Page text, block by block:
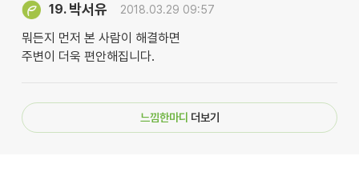
19. 박서유 2018.03.29 09:57
뭐든지 먼저 본 사람이 해결하면
주변이 더욱 편안해집니다.
느낌한마디 더보기